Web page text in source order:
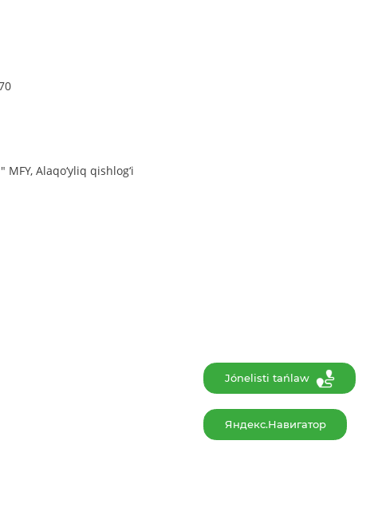
Alaqo‘yliq qishlog‘i
Jónelisti tańlaw
Яндекс.Навигатор